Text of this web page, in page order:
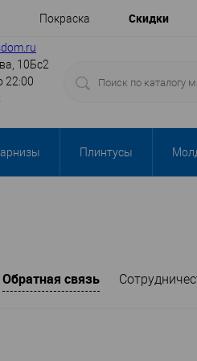
Покраска Cкидки
10Бс2
22:00
Плинтусы
Обратная связь